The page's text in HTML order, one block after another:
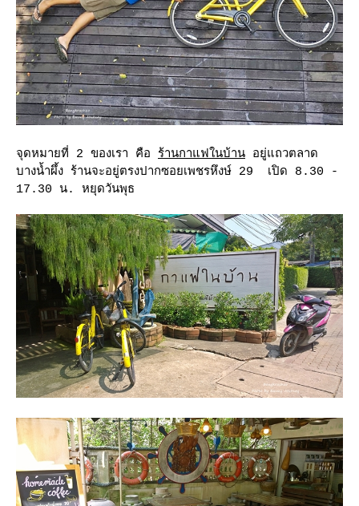
จุดหมายที่ 2 ของเรา คือ ร้านกาแฟในบ้าน อยู่แถวตลาด
บางน้ำผึ้ง ร้านจะอยู่ตรงปากซอยเพชรหึงษ์ 29 เปิด 8.30 -
17.30 น. หยุดวันพุธ